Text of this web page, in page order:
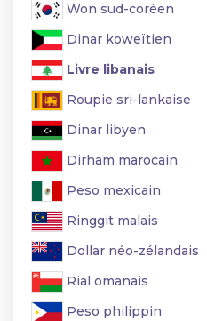
Won sud-coréen
Dinar koweïtien
Livre libanais
Roupie sri-lankaise
Dinar libyen
Dirham marocain
Peso mexicain
Ringgit malais
Dollar néo-zélandais
Rial omanais
Peso philippin